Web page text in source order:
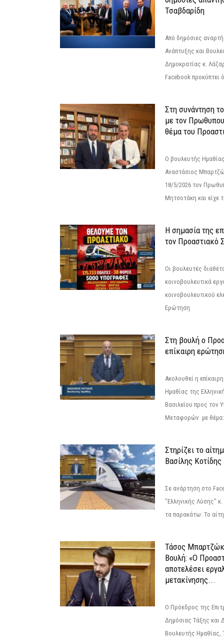
Τσαβδαρίδη
Από δημόσιες
Ανάπτυξης και
Δημοκρατίας κ.
Facebook προκύπτει
Στη συνάντηση
με τον
θέμα του
Ο βουλευτής
Αναστάσιος
18/5/2026 τον
Μητσοτάκη και είχε
Η σημασία της
τον Προαστιακό
Οι βουλευτές
κοινοβουλευτικά
κοινοβουλευτικού
Ερώτηση
Στη βουλή ο
επίκαιρη
Ακολουθεί η
Ημαθίας της
Βασιλείου προς τον
Μεταφορών με θέμα:
Στηρίζει το
Βασίλης Κοτίδης
Σε ανάρτηση στο
"Ελληνικής Λύσης"
τα παρακάτω: Το
Τάσος
Βουλή: «Ο
αποτελέσει
μετακίνησης...
Ο Πρόεδρος της
Δημόσιας Τάξης και
Βουλευτής